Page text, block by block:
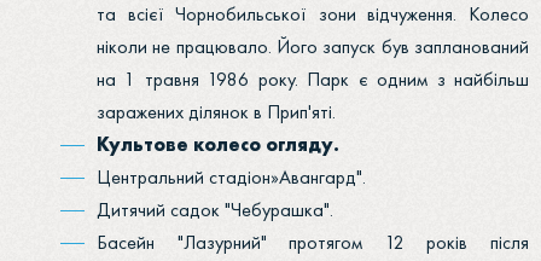
та всієї Чорнобильської зони відчуження. Колесо
ніколи не працювало. Його запуск був запланований
на 1 травня 1986 року. Парк є одним з найбільш
заражених ділянок в Прип'яті.
Культове колесо огляду.
Центральний стадіон»Авангард".
Дитячий садок "Чебурашка".
Басейн "Лазурний" протягом 12 років після